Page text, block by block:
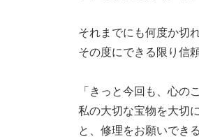
それまでにも何度か切
その度にできる限り信
「きっと今回も、心の
私の大切な宝物を大切
と、修理をお願いでき